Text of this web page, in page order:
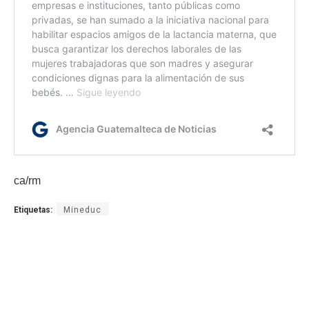
ca/rm
Etiquetas:
Mineduc